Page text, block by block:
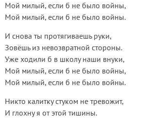
Мой милый, если б не было войны,
Мой милый, если б не было войны.
И снова ты протягиваешь руки,
Зовёшь из невозвратной стороны.
Уже ходили б в школу наши внуки,
Мой милый, если б не было войны,
Мой милый, если б не было войны.
Никто калитку стуком не тревожит,
И глохну я от этой тишины.